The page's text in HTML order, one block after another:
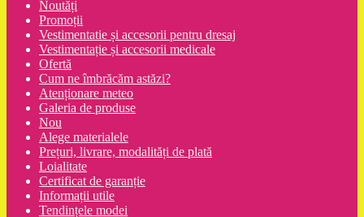
Noutăți
Promoții
Vestimentatie și accesorii pentru dresaj
Vestimentație și accesorii medicale
Ofertă
Cum ne îmbrăcăm astăzi?
Atenționare meteo
Galeria de produse
Nou
Alege materialele
Prețuri, livrare, modalități de plată
Loialitate
Certificat de garanție
Informații utile
Tendințele modei